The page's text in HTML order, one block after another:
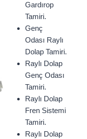
Gardırop
Tamiri.
Genç
Odası Raylı
Dolap Tamiri.
Raylı Dolap
Genç Odası
Tamiri.
Raylı Dolap
Fren Sistemi
Tamiri.
Raylı Dolap